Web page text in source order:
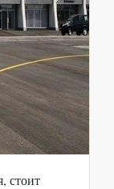
стоит